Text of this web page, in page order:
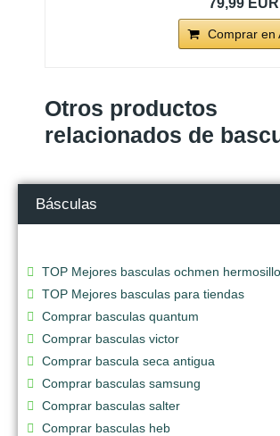
Comprar en
Otros productos
relacionados de
Básculas
TOP Mejores basculas ochmen hermosillo
TOP Mejores basculas para tiendas
Comprar basculas quantum
Comprar basculas victor
Comprar bascula seca antigua
Comprar basculas samsung
Comprar basculas salter
Comprar basculas heb